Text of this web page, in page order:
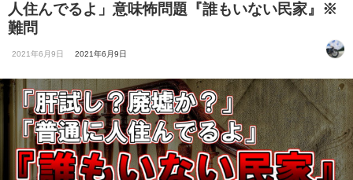
人住んでるよ」意味怖問題『誰もいない民家』※
難問
2021年6月9日 2021年6月9日